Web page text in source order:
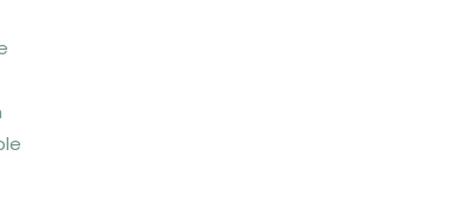
Plage
de
30,00 €